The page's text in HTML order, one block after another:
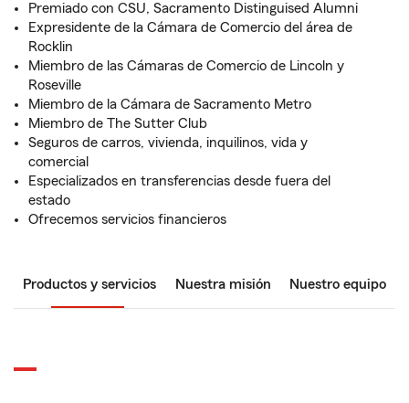
Premiado con CSU, Sacramento Distinguised Alumni
Expresidente de la Cámara de Comercio del área de
Rocklin
Miembro de las Cámaras de Comercio de Lincoln y
Roseville
Miembro de la Cámara de Sacramento Metro
Miembro de The Sutter Club
Seguros de carros, vivienda, inquilinos, vida y
comercial
Especializados en transferencias desde fuera del
estado
Ofrecemos servicios financieros
Productos y servicios Nuestra misión Nuestro equipo